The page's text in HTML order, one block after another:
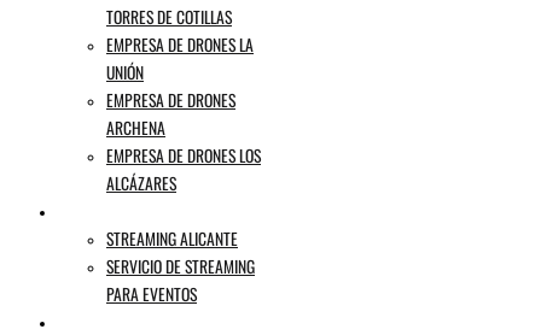
TORRES DE COTILLAS
EMPRESA DE DRONES LA
UNIÓN
EMPRESA DE DRONES
ARCHENA
EMPRESA DE DRONES LOS
ALCÁZARES
STREAMING ALICANTE
SERVICIO DE STREAMING
PARA EVENTOS